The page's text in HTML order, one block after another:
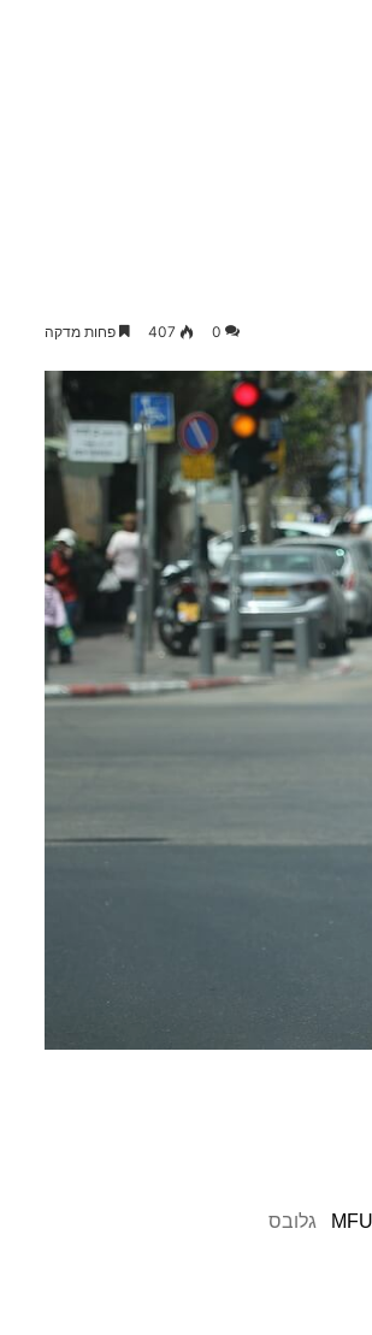
0
407 פחות מדקה
גלובס